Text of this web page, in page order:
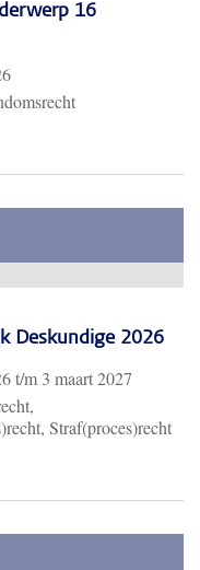
16
Deskundige 2026
t/m 3 maart 2027
Straf(proces)recht